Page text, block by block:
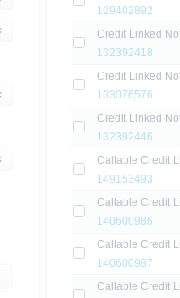
129402892
Credit Linked
132392418
Credit Linked
133076576
Credit Linked
132392446
Callable Credit
149153493
Callable Credit
140600986
Callable Credit
140600987
Callable Credit